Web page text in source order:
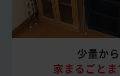
少量から
家まるごと